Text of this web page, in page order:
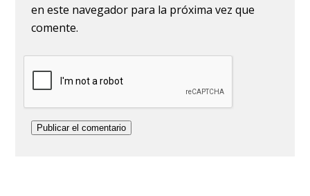
en este navegador para la próxima vez que
comente.